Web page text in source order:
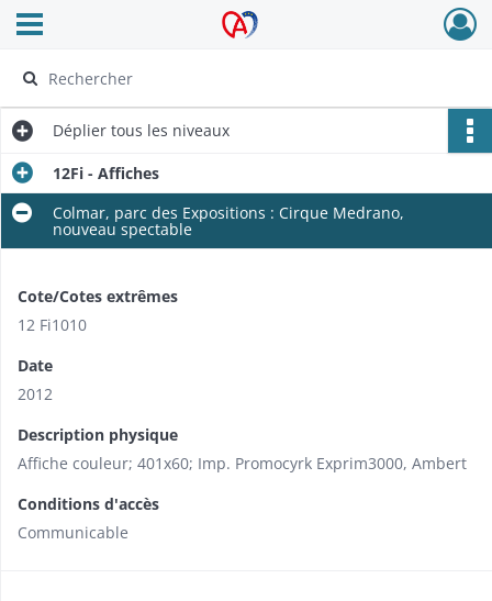
Archives Alsace - Colmar
Ouvrir le menu déroulant
Déplier tous les niveaux
12Fi - Affiches
Colmar, parc des Expositions : Cirque Medrano,
nouveau spectable
Cote/Cotes extrêmes
12 Fi1010
Date
2012
Description physique
Affiche couleur; 401x60; Imp. Promocyrk Exprim3000, Ambert
Conditions d'accès
Communicable